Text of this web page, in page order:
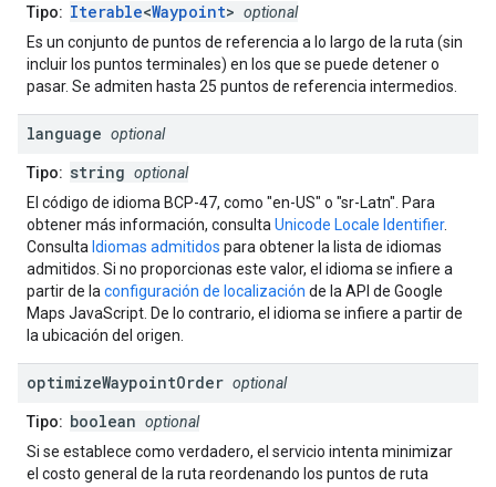
Tipo: Iterable<Waypoint> optional
Es un conjunto de puntos de referencia a lo largo de la ruta (sin
incluir los puntos terminales) en los que se puede detener o
pasar. Se admiten hasta 25 puntos de referencia intermedios.
language optional
Tipo: string optional
El código de idioma BCP-47, como "en-US" o "sr-Latn". Para
obtener más información, consulta Unicode Locale Identifier.
Consulta Idiomas admitidos para obtener la lista de idiomas
admitidos. Si no proporcionas este valor, el idioma se infiere a
partir de la configuración de localización de la API de Google
Maps JavaScript. De lo contrario, el idioma se infiere a partir de
la ubicación del origen.
optimizeWaypointOrder optional
Tipo: boolean optional
Si se establece como verdadero, el servicio intenta minimizar
el costo general de la ruta reordenando los puntos de ruta